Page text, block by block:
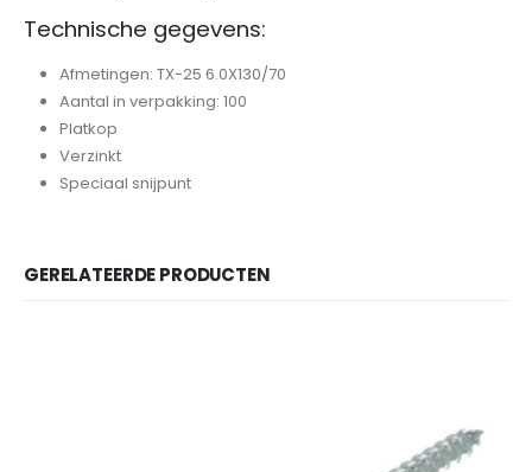
Technische gegevens:
Afmetingen: TX-25 6.0X130/70
Aantal in verpakking: 100
Platkop
Verzinkt
Speciaal snijpunt
GERELATEERDE PRODUCTEN